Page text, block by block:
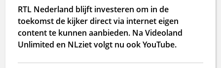
RTL Nederland blijft investeren om in de
toekomst de kijker direct via internet eigen
content te kunnen aanbieden. Na Videoland
Unlimited en NLziet volgt nu ook YouTube.